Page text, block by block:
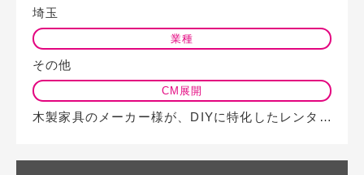
埼玉
業種
その他
CM展開
木製家具のメーカー様が、DIYに特化したレンタルシェア工房のオープンをNAC…